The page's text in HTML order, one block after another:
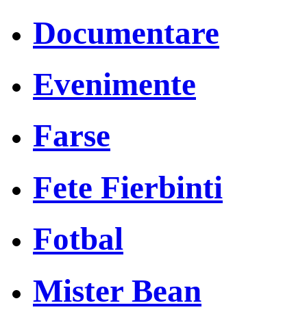
Documentare
Evenimente
Farse
Fete Fierbinti
Fotbal
Mister Bean